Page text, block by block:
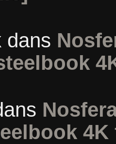
dans
4K